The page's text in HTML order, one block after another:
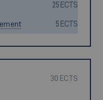
25 ECTS
5 ECTS
30 ECTS